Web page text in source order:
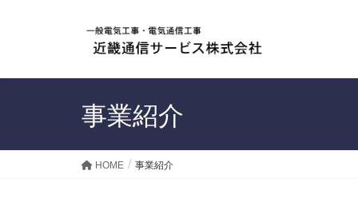
事業紹介
HOME 事業紹介